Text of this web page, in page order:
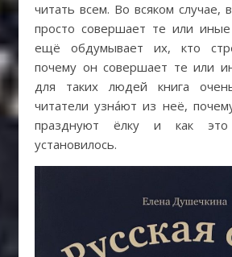
читать всем. Во всяком случае,
просто совершает те или
ещё обдумывает их, кто
почему он совершает те или
для таких людей книга
читатели узна́ют из неё,
празднуют ёлку и как это
установилось.